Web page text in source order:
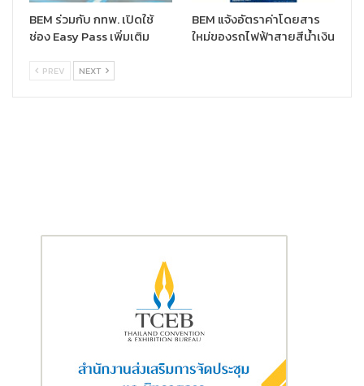
เว็บไซต์ : www.thailandpost.co.th
เฟซบุ๊ก : บริษัท ไปรษณีย์ไทย จำกัด
BEM ร่วมกับ กทพ. เปิดใช้
ช่อง Easy Pass เพิ่มเติม
BEM แจ้งอัตราค่าโดยสาร
ใหม่ของรถไฟฟ้าสายสีน้ำเงิน
PREV NEXT